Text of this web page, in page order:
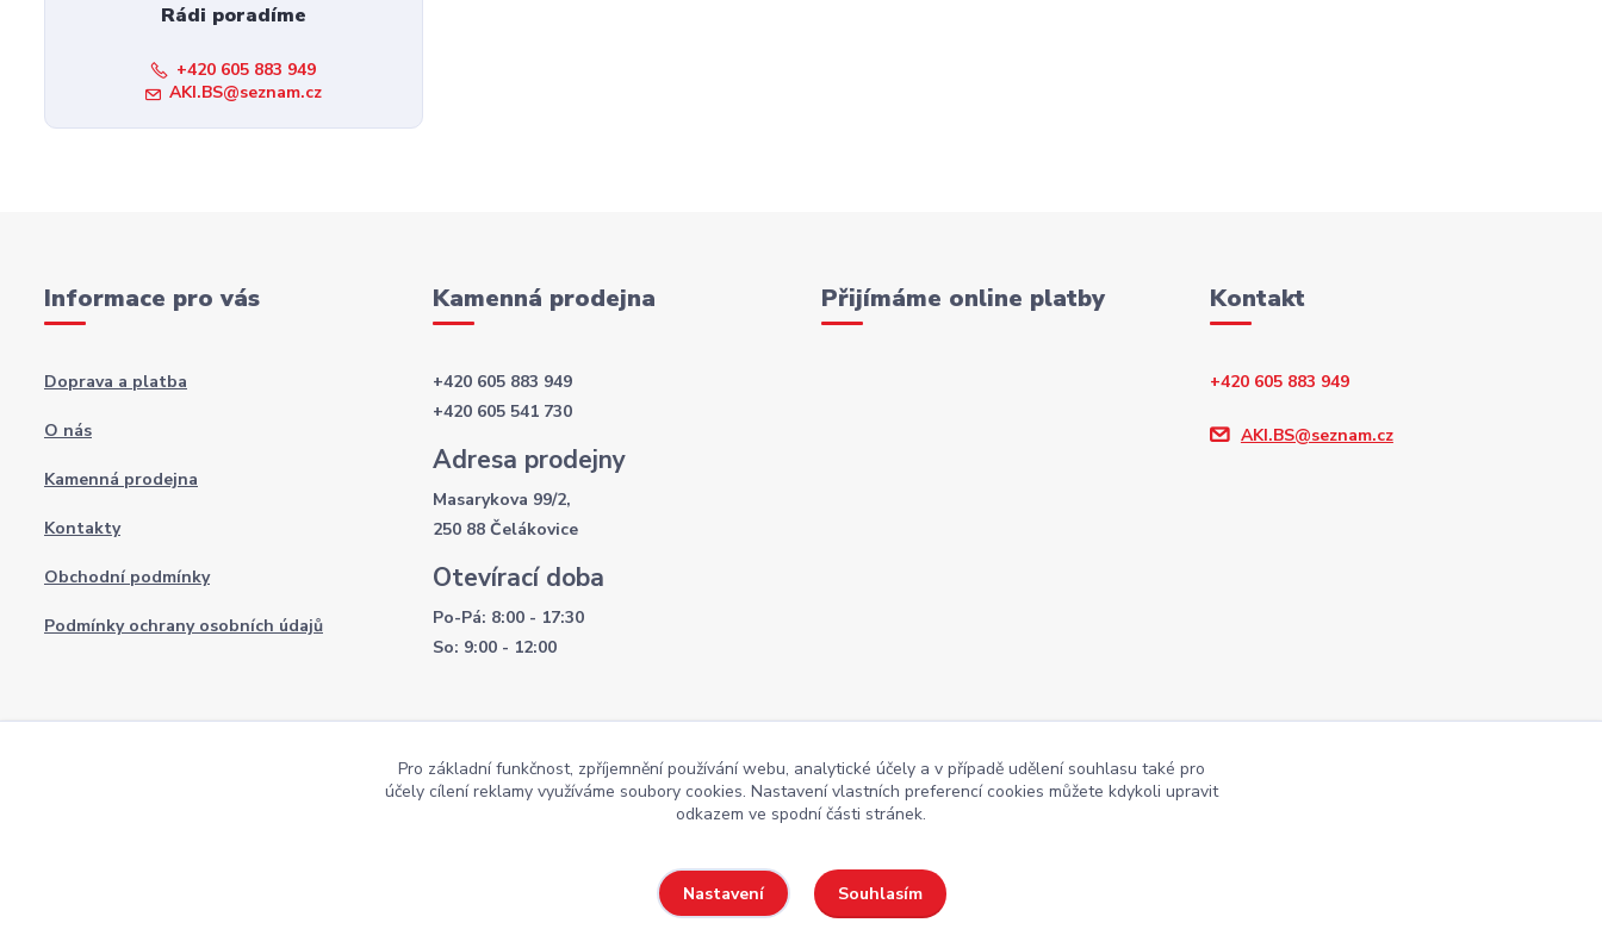
Rádi poradíme
+420 605 883 949
AKI.BS@seznam.cz
Informace pro vás
Doprava a platba
O nás
Kamenná prodejna
Kontakty
Obchodní podmínky
Podmínky ochrany osobních údajů
Kamenná prodejna
+420 605 883 949
+420 605 541 730
Adresa prodejny
Masarykova 99/2,
250 88 Čelákovice
Otevírací doba
Po-Pá: 8:00 - 17:30
So: 9:00 - 12:00
Přijímáme online platby Kontakt
+420 605 883 949
AKI.BS@seznam.cz
Copyright AKI-DEKORACE s.r.o Všechna práva vyhrazena |PekneWeby
Pro základní funkčnost, zpříjemnění používání webu, analytické účely a v případě udělení souhlasu také pro
účely cílení reklamy využíváme soubory cookies. Nastavení vlastních preferencí cookies můžete kdykoli upravit
odkazem ve spodní části stránek.
Nastavení Souhlasím